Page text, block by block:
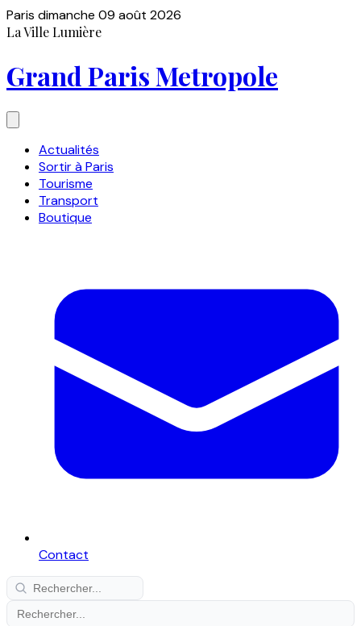
Paris dimanche 09 août 2026
La Ville Lumière
Grand Paris Metropole
Actualités
Sortir à Paris
Tourisme
Transport
Boutique
Contact